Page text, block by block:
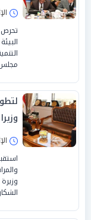
تحرص
مجلس